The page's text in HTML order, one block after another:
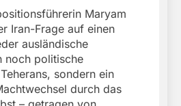
Maryam
Iran-Frage auf einen
ausländische
noch politische
sondern ein
durch das